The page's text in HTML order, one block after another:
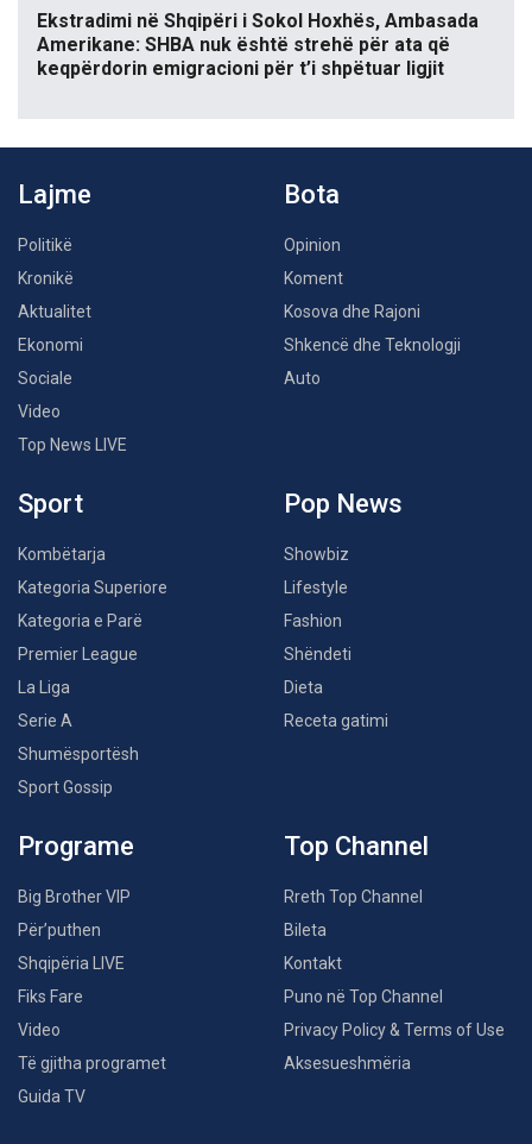
Ekstradimi në Shqipëri i Sokol Hoxhës, Ambasada
Amerikane: SHBA nuk është strehë për ata që
keqpërdorin emigracioni për t’i shpëtuar ligjit
Lajme
Politikë
Kronikë
Aktualitet
Ekonomi
Sociale
Video
Top News LIVE
Bota
Opinion
Koment
Kosova dhe Rajoni
Shkencë dhe Teknologji
Auto
Sport
Kombëtarja
Kategoria Superiore
Kategoria e Parë
Premier League
La Liga
Serie A
Shumësportësh
Sport Gossip
Pop News
Showbiz
Lifestyle
Fashion
Shëndeti
Dieta
Receta gatimi
Programe
Big Brother VIP
Për’puthen
Shqipëria LIVE
Fiks Fare
Video
Të gjitha programet
Guida TV
Top Channel
Rreth Top Channel
Bileta
Kontakt
Puno në Top Channel
Privacy Policy & Terms of Use
Aksesueshmëria